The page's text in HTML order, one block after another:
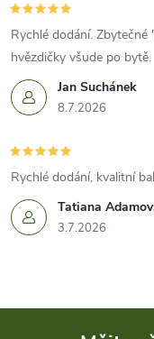
Jan Suchánek
8.7.2026
Rychlé dodání.
hvězdičky všude po bytě.
Tatiana
3.7.2026
Rychlé dodání, kvalitní